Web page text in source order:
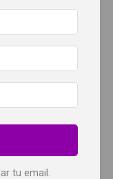
tu email.